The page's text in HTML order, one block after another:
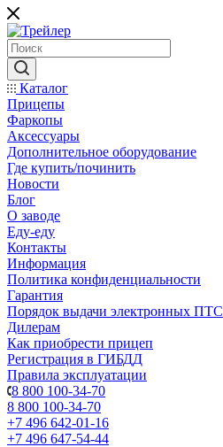
Каталог
Прицепы
Фаркопы
Аксессуары
Дополнительное оборудование
Где купить/починить
Новости
Блог
О заводе
Еду-еду
Контакты
Информация
Политика конфиденциальности
Гарантия
Порядок выдачи электронных ПТС
Дилерам
Как приобрести прицеп
Регистрация в ГИБДД
Правила эксплуатации
8 800 100-34-70
8 800 100-34-70
+7 496 642-01-16
+7 496 647-54-44